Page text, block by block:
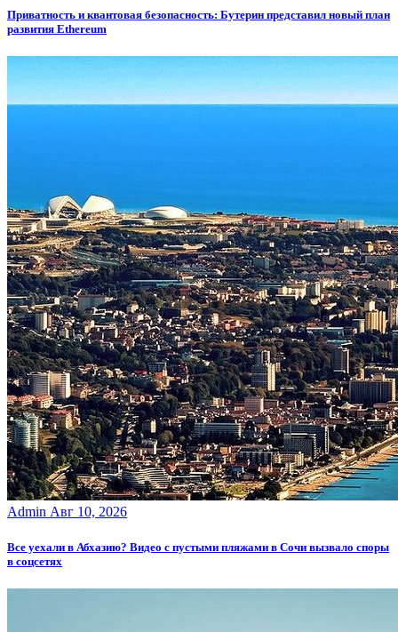
Приватность и квантовая безопасность: Бутерин представил новый план
развития Ethereum
Admin Авг 10, 2026
Все уехали в Абхазию? Видео с пустыми пляжами в Сочи вызвало споры
в соцсетях